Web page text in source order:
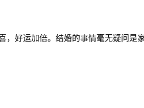
好运加倍。结婚的事情毫无疑问